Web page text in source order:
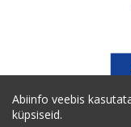
Abiinfo veebis
küpsiseid.